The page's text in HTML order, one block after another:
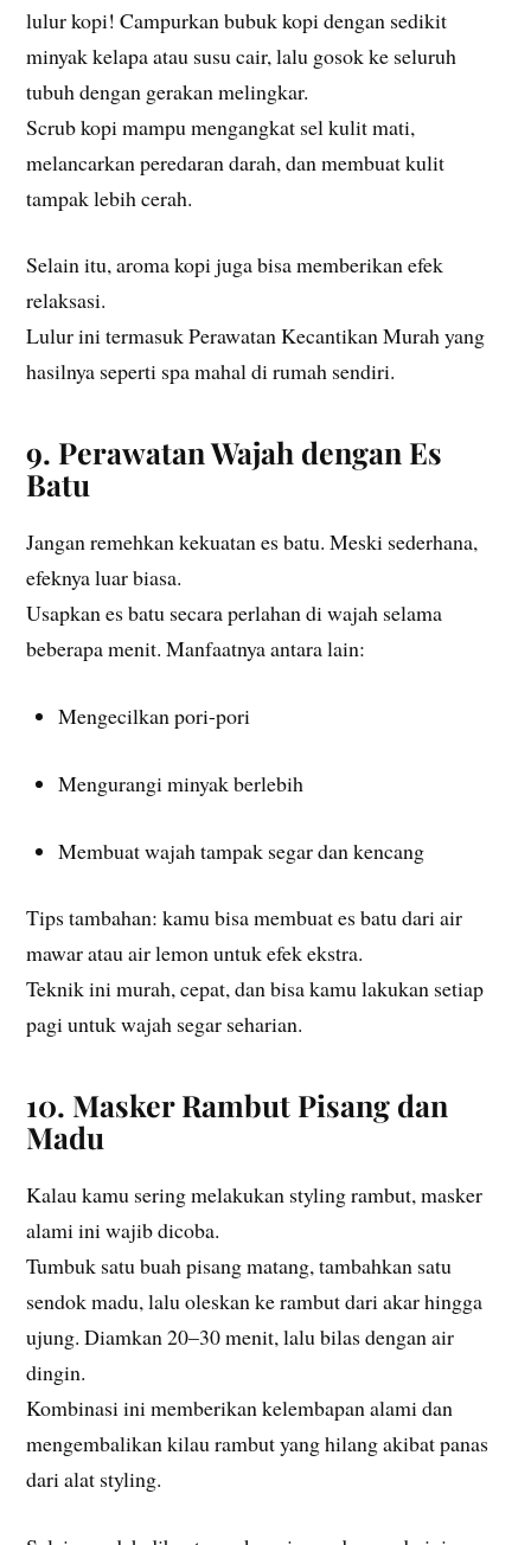
lulur kopi! Campurkan bubuk kopi dengan sedikit
minyak kelapa atau susu cair, lalu gosok ke seluruh
tubuh dengan gerakan melingkar.
Scrub kopi mampu mengangkat sel kulit mati,
melancarkan peredaran darah, dan membuat kulit
tampak lebih cerah.
Selain itu, aroma kopi juga bisa memberikan efek
relaksasi.
Lulur ini termasuk Perawatan Kecantikan Murah yang
hasilnya seperti spa mahal di rumah sendiri.
9. Perawatan Wajah dengan Es
Batu
Jangan remehkan kekuatan es batu. Meski sederhana,
efeknya luar biasa.
Usapkan es batu secara perlahan di wajah selama
beberapa menit. Manfaatnya antara lain:
Mengecilkan pori-pori
Mengurangi minyak berlebih
Membuat wajah tampak segar dan kencang
Tips tambahan: kamu bisa membuat es batu dari air
mawar atau air lemon untuk efek ekstra.
Teknik ini murah, cepat, dan bisa kamu lakukan setiap
pagi untuk wajah segar seharian.
10. Masker Rambut Pisang dan
Madu
Kalau kamu sering melakukan styling rambut, masker
alami ini wajib dicoba.
Tumbuk satu buah pisang matang, tambahkan satu
sendok madu, lalu oleskan ke rambut dari akar hingga
ujung. Diamkan 20–30 menit, lalu bilas dengan air
dingin.
Kombinasi ini memberikan kelembapan alami dan
mengembalikan kilau rambut yang hilang akibat panas
dari alat styling.